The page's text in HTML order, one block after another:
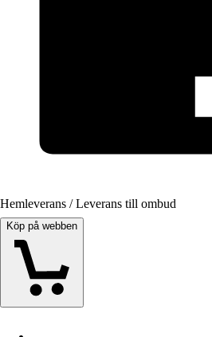
Hemleverans / Leverans till ombud
Köp på webben